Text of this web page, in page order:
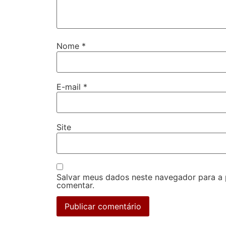
Nome *
E-mail *
Site
Salvar meus dados neste navegador para
comentar.